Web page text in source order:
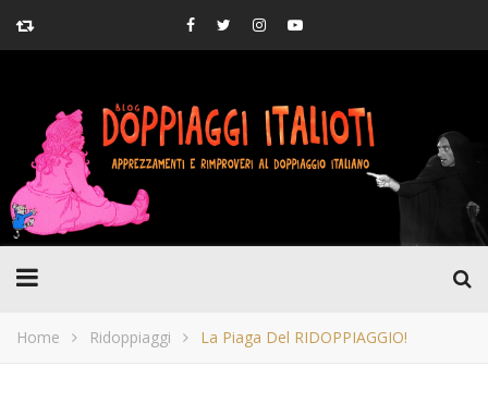
Home Ridoppiaggi La Piaga Del RIDOPPIAGGIO!